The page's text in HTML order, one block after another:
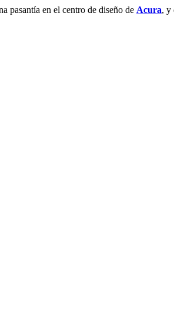
pasantía en el centro de diseño de Acura, y